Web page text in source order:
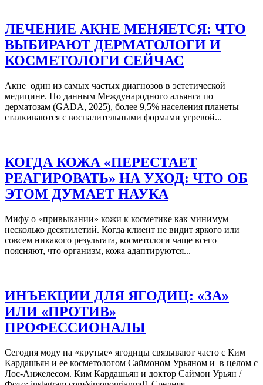
ЛЕЧЕНИЕ АКНЕ МЕНЯЕТСЯ: ЧТО
ВЫБИРАЮТ ДЕРМАТОЛОГИ И
КОСМЕТОЛОГИ СЕЙЧАС
Акне один из самых частых диагнозов в эстетической
медицине. По данным Международного альянса по
дерматозам (GADA, 2025), более 9,5% населения планеты
сталкиваются с воспалительными формами угревой...
КОГДА КОЖА «ПЕРЕСТАЕТ
РЕАГИРОВАТЬ» НА УХОД: ЧТО ОБ
ЭТОМ ДУМАЕТ НАУКА
Мифу о «привыкании» кожи к косметике как минимум
несколько десятилетий. Когда клиент не видит яркого или
совсем никакого результата, косметологи чаще всего
поясняют, что организм, кожа адаптируются...
ИНЪЕКЦИИ ДЛЯ ЯГОДИЦ: «ЗА»
ИЛИ «ПРОТИВ»
ПРОФЕССИОНАЛЫ
Сегодня моду на «крутые» ягодицы связывают часто с Ким
Кардашьян и ее косметологом Саймоном Урьяном и в целом с
Лос-Анжелесом. Ким Кардашьян и доктор Саймон Урьян /